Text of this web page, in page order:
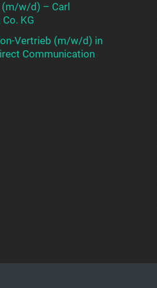
w/d) – Carl
KG
Vertrieb (m/w/d) in
Communication